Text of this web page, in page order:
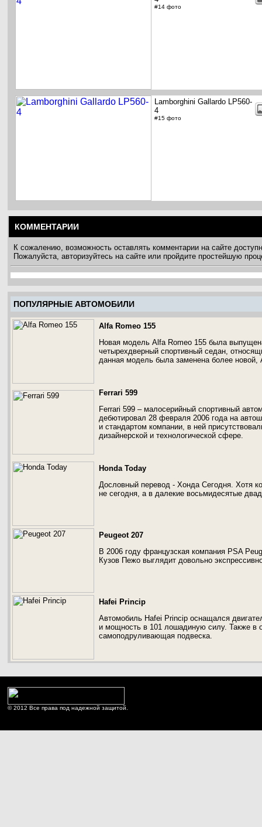
#14 фото
Lamborghini Gallardo LP560-
4
#15 фото
КОММЕНТАРИИ
К сожалению, возможность оставлять комментарии на сайте
Пожалуйста, авторизуйтесь на сайте или пройдите простейшую
ПОПУЛЯРНЫЕ АВТОМОБИЛИ
Alfa Romeo 155
Новая модель Alfa Romeo 155 была
четырехдверный спортивный седан,
данная модель была заменена более новой,
Ferrari 599
Ferrari 599 – малосерийный спортивный
дебютировал 28 февраля 2006 года на
и стандартом компании, в ней
дизайнерской и технологической сфере.
Honda Today
Дословный перевод - Хонда Сегодня. Хотя
не сегодня, а в далекие восьмидесятые
Peugeot 207
В 2006 году французская компания PSA
Кузов Пежо выглядит довольно
Hafei Princip
Автомобиль Hafei Princip оснащался
и мощность в 101 лошадиную силу. Также в
самоподруливающая подвеска.
© 2012 Все права под надежной защитой.